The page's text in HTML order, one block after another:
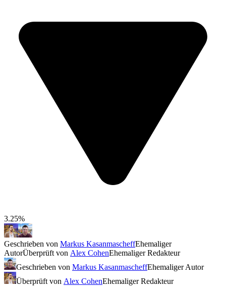
3.25%
Geschrieben von Markus KasanmascheffEhemaliger
AutorÜberprüft von Alex CohenEhemaliger Redakteur
Geschrieben von Markus KasanmascheffEhemaliger Autor
Überprüft von Alex CohenEhemaliger Redakteur